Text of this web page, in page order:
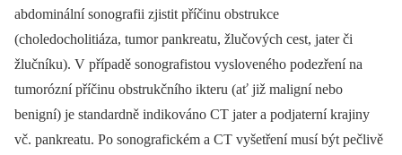
abdominální sonografii zjistit příčinu obstrukce
(choledocholitiáza, tumor pankreatu, žlučových cest, jater či
žlučníku). V případě sonografistou vysloveného podezření na
tumorózní příčinu obstrukčního ikteru (ať již maligní nebo
benigní) je standardně indikováno CT jater a podjaterní krajiny
vč. pankreatu. Po sonografickém a CT vyšetření musí být pečlivě